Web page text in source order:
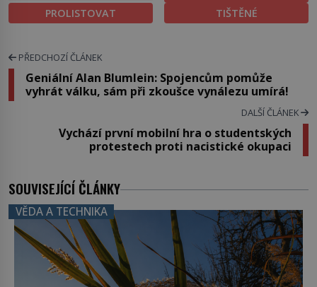
PROLISTOVAT
TIŠTĚNÉ
PŘEDCHOZÍ ČLÁNEK
Geniální Alan Blumlein: Spojencům pomůže
vyhrát válku, sám při zkoušce vynálezu umírá!
DALŠÍ ČLÁNEK
Vychází první mobilní hra o studentských
protestech proti nacistické okupaci
SOUVISEJÍCÍ ČLÁNKY
VĚDA A TECHNIKA